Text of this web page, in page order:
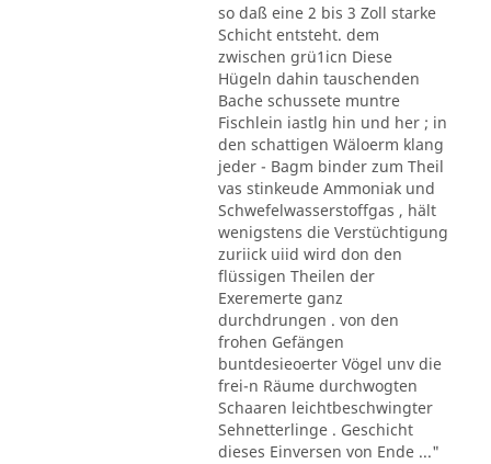
so daß eine 2 bis 3 Zoll starke
Schicht entsteht. dem
zwischen grü1icn Diese
Hügeln dahin tauschenden
Bache schussete muntre
Fischlein iastlg hin und her ; in
den schattigen Wäloerm klang
jeder - Bagm binder zum Theil
vas stinkeude Ammoniak und
Schwefelwasserstoffgas , hält
wenigstens die Verstüchtigung
zuriick uiid wird don den
flüssigen Theilen der
Exeremerte ganz
durchdrungen . von den
frohen Gefängen
buntdesieoerter Vögel unv die
frei-n Räume durchwogten
Schaaren leichtbeschwingter
Sehnetterlinge . Geschicht
dieses Einversen von Ende ..."